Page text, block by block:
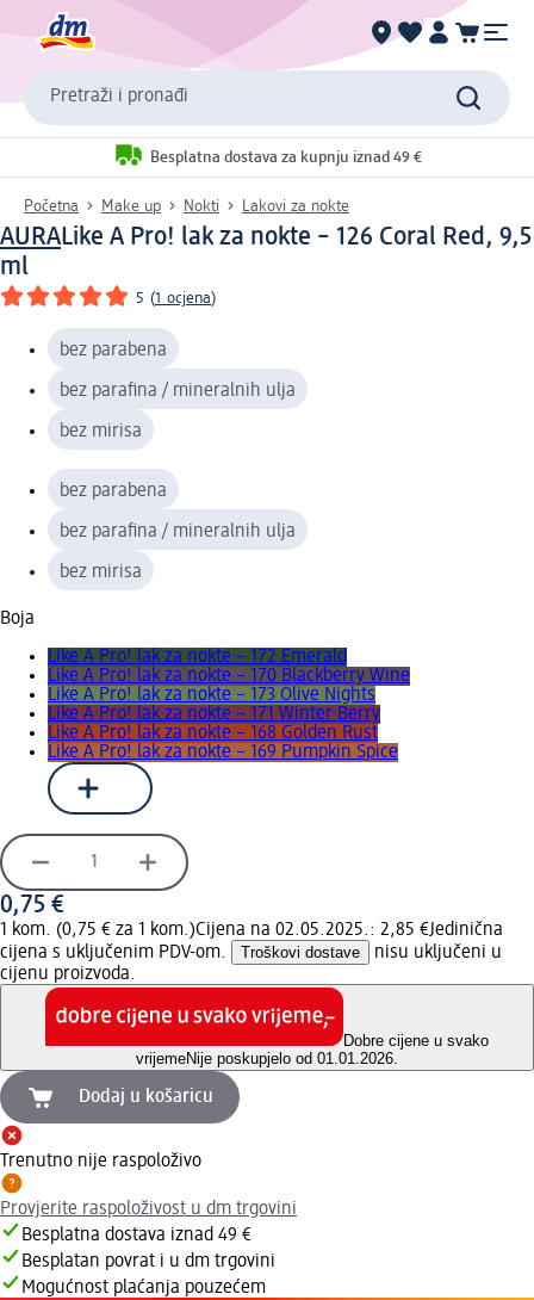
Pretraži i pronađi
Besplatna dostava za kupnju iznad 49 €
Početna Make up Nokti Lakovi za nokte
AURALike A Pro! lak za nokte – 126 Coral Red, 9,5
ml
5 (1 ocjena)
bez parabena
bez parafina / mineralnih ulja
bez mirisa
bez parabena
bez parafina / mineralnih ulja
bez mirisa
Boja
Like A Pro! lak za nokte – 172 Emerald
Like A Pro! lak za nokte – 170 Blackberry Wine
Like A Pro! lak za nokte – 173 Olive Nights
Like A Pro! lak za nokte – 171 Winter Berry
Like A Pro! lak za nokte – 168 Golden Rust
Like A Pro! lak za nokte – 169 Pumpkin Spice
0,75 €
1 kom. (0,75 € za 1 kom.)Cijena na 02.05.2025.: 2,85 €Jedinična
cijena s uključenim PDV-om.
Troškovi dostave
nisu uključeni u
cijenu proizvoda.
Dobre cijene u svako
vrijemeNije poskupjelo od 01.01.2026.
Dodaj u košaricu
Trenutno nije raspoloživo
Provjerite raspoloživost u dm trgovini
Besplatna dostava iznad 49 €
Besplatan povrat i u dm trgovini
Mogućnost plaćanja pouzećem